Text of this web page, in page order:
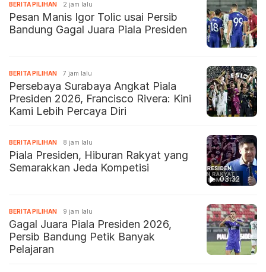
BERITA PILIHAN 2 jam lalu
Pesan Manis Igor Tolic usai Persib
Bandung Gagal Juara Piala Presiden
BERITA PILIHAN 7 jam lalu
Persebaya Surabaya Angkat Piala
Presiden 2026, Francisco Rivera: Kini
Kami Lebih Percaya Diri
03:32
BERITA PILIHAN 8 jam lalu
Piala Presiden, Hiburan Rakyat yang
Semarakkan Jeda Kompetisi
BERITA PILIHAN 9 jam lalu
Gagal Juara Piala Presiden 2026,
Persib Bandung Petik Banyak
Pelajaran